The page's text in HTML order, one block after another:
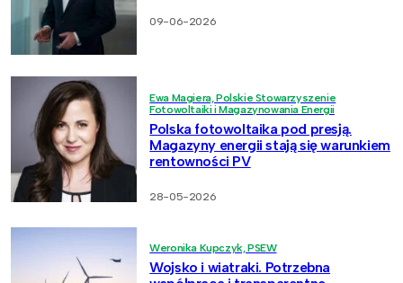
09-06-2026
Ewa Magiera, Polskie Stowarzyszenie
Fotowoltaiki i Magazynowania Energii
Polska fotowoltaika pod presją.
Magazyny energii stają się warunkiem
rentowności PV
28-05-2026
Weronika Kupczyk, PSEW
Wojsko i wiatraki. Potrzebna